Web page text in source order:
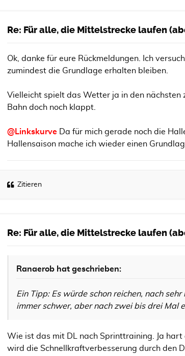
Re: Für alle, die Mittelstrecke laufen
Ok, danke für eure Rückmeldungen. Ich
zumindest die Grundlage erhalten bleiben.
Vielleicht spielt das Wetter ja in den
Bahn doch noch klappt.
@Linkskurve Da für mich gerade noch die
Hallensaison mache ich wieder einen
Zitieren
Re: Für alle, die Mittelstrecke laufen
Ranaerob hat geschrieben:
Ein Tipp: Es würde schon reichen, nach
immer schwer, aber nach zwei bis drei Mal
Wie ist das mit DL nach Sprinttraining. Ja
wird die Schnellkraftverbesserung durch den